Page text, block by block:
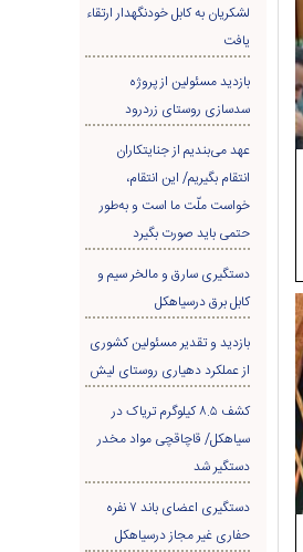
لشکریان به کابل خودنگهدار ارتقاء
یافت
بازدید مسئولین از پروژه
سدسازی روستای زردرود
عهد می‌بندیم از جنایتکاران
انتقام بگیریم/ این انتقام،
خواست ملّت ما است و به‌طور
حتمی باید صورت بگیرد
دستگیری سارق و مالخر سیم و
کابل برق درسیاهکل
بازدید و تقدیر مسئولین کشوری
از عملکرد دهیاری روستای لیش
کشف ۸.۵ کیلوگرم تریاک در
سیاهکل/ قاچاقچی مواد مخدر
دستگیر شد
دستگیری اعضای باند ۷ نفره
حفاری غير مجاز درسیاهکل